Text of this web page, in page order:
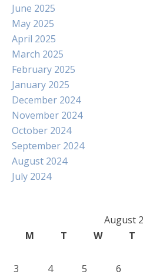
June 2025
May 2025
April 2025
March 2025
February 2025
January 2025
December 2024
November 2024
October 2024
September 2024
August 2024
July 2024
August
M
T W T
3
4 5 6